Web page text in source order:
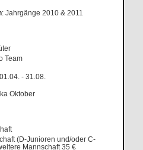
: Jahrgänge 2010 & 2011
Team
01.04. - 31.08.
Oktober
(D-Junioren und/oder C-
Mannschaft 35 €